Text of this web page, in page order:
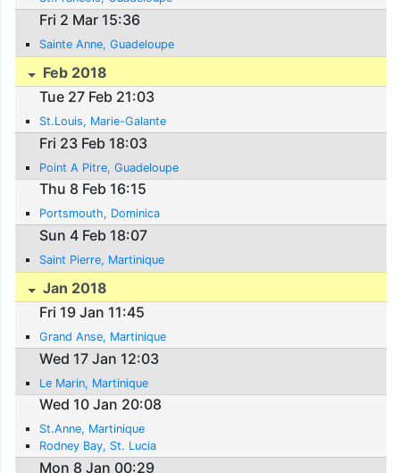
Fri 2 Mar 15:36
Sainte Anne, Guadeloupe
Feb 2018
Tue 27 Feb 21:03
St.Louis, Marie-Galante
Fri 23 Feb 18:03
Point A Pitre, Guadeloupe
Thu 8 Feb 16:15
Portsmouth, Dominica
Sun 4 Feb 18:07
Saint Pierre, Martinique
Jan 2018
Fri 19 Jan 11:45
Grand Anse, Martinique
Wed 17 Jan 12:03
Le Marin, Martinique
Wed 10 Jan 20:08
St.Anne, Martinique
Rodney Bay, St. Lucia
Mon 8 Jan 00:29